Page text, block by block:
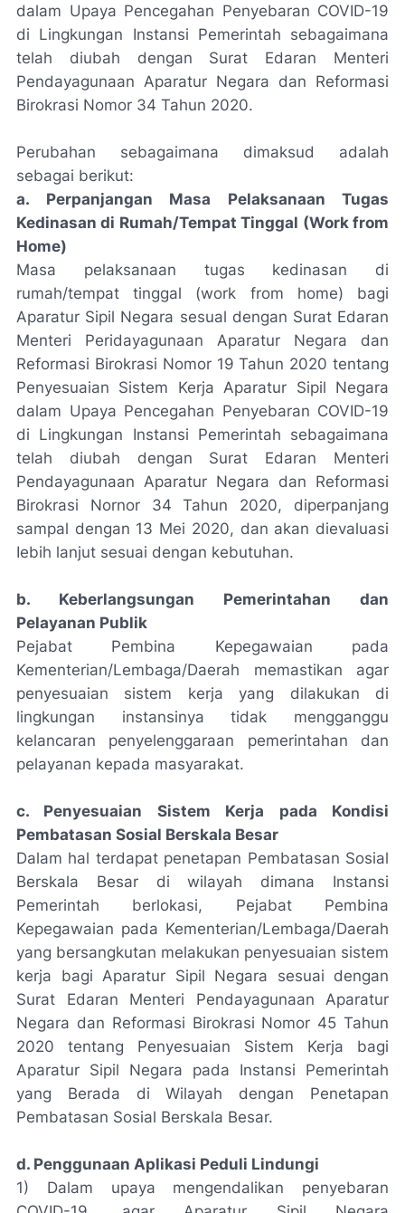
dalam Upaya Pencegahan Penyebaran COVID-19
di Lingkungan Instansi Pemerintah sebagaimana
telah diubah dengan Surat Edaran Menteri
Pendayagunaan Aparatur Negara dan Reformasi
Birokrasi Nomor 34 Tahun 2020.
Perubahan sebagaimana dimaksud adalah
sebagai berikut:
a. Perpanjangan Masa Pelaksanaan Tugas
Kedinasan di Rumah/Tempat Tinggal (Work from
Home)
Masa pelaksanaan tugas kedinasan di
rumah/tempat tinggal (work from home) bagi
Aparatur Sipil Negara sesual dengan Surat Edaran
Menteri Peridayagunaan Aparatur Negara dan
Reformasi Birokrasi Nomor 19 Tahun 2020 tentang
Penyesuaian Sistem Kerja Aparatur Sipil Negara
dalam Upaya Pencegahan Penyebaran COVID-19
di Lingkungan Instansi Pemerintah sebagaimana
telah diubah dengan Surat Edaran Menteri
Pendayagunaan Aparatur Negara dan Reformasi
Birokrasi Nornor 34 Tahun 2020, diperpanjang
sampal dengan 13 Mei 2020, dan akan dievaluasi
Iebih lanjut sesuai dengan kebutuhan.
b. Keberlangsungan Pemerintahan dan
Pelayanan Publik
Pejabat Pembina Kepegawaian pada
Kementerian/Lembaga/Daerah memastikan agar
penyesuaian sistem kerja yang dilakukan di
lingkungan instansinya tidak mengganggu
kelancaran penyelenggaraan pemerintahan dan
pelayanan kepada masyarakat.
c. Penyesuaian Sistem Kerja pada Kondisi
Pembatasan Sosial Berskala Besar
Dalam hal terdapat penetapan Pembatasan Sosial
Berskala Besar di wilayah dimana Instansi
Pemerintah berlokasi, Pejabat Pembina
Kepegawaian pada Kementerian/Lembaga/Daerah
yang bersangkutan melakukan penyesuaian sistem
kerja bagi Aparatur Sipil Negara sesuai dengan
Surat Edaran Menteri Pendayagunaan Aparatur
Negara dan Reformasi Birokrasi Nomor 45 Tahun
2020 tentang Penyesuaian Sistem Kerja bagi
Aparatur Sipil Negara pada Instansi Pemerintah
yang Berada di Wilayah dengan Penetapan
Pembatasan Sosial Berskala Besar.
d. Penggunaan Aplikasi Peduli Lindungi
1) Dalam upaya mengendalikan penyebaran